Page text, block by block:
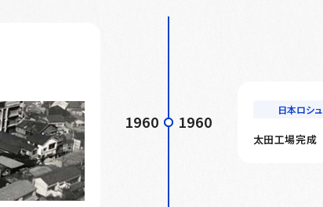
1960 1960
日本ロシュ
太田工場完成